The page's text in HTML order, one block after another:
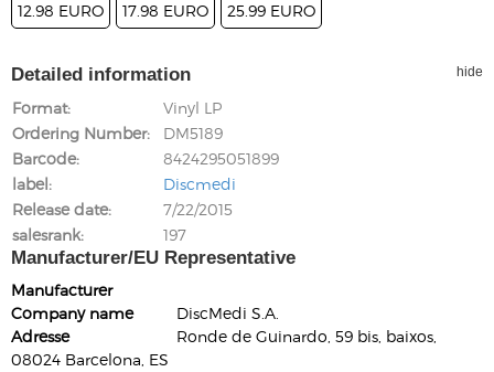
12.98 EURO 17.98 EURO 25.99 EURO
Detailed information hide
Format
Vinyl LP
Ordering Number
DM5189
Barcode
8424295051899
label
Discmedi
Release date
7/22/2015
salesrank
197
Manufacturer/EU Representative
Manufacturer
Company name
DiscMedi S.A.
Adresse
Ronde de Guinardo, 59 bis, baixos,
08024 Barcelona, ES